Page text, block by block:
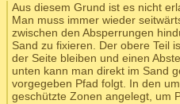
Aus diesem Grund ist es nicht
Man muss immer wieder
zwischen den Absperrungen
Sand zu fixieren. Der obere Teil
der Seite bleiben und einen
unten kann man direkt im Sand
vorgegeben Pfad folgt. In den
geschützte Zonen angelegt, um